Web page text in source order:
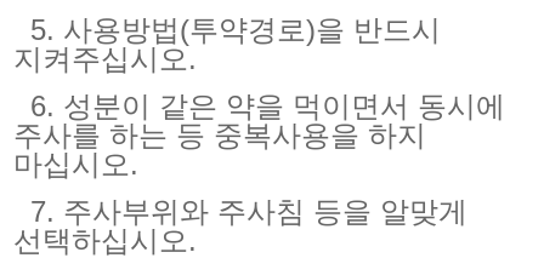
5. 사용방법(투약경로)을 반드시
지켜주십시오.
6. 성분이 같은 약을 먹이면서 동시에
주사를 하는 등 중복사용을 하지
마십시오.
7. 주사부위와 주사침 등을 알맞게
선택하십시오.